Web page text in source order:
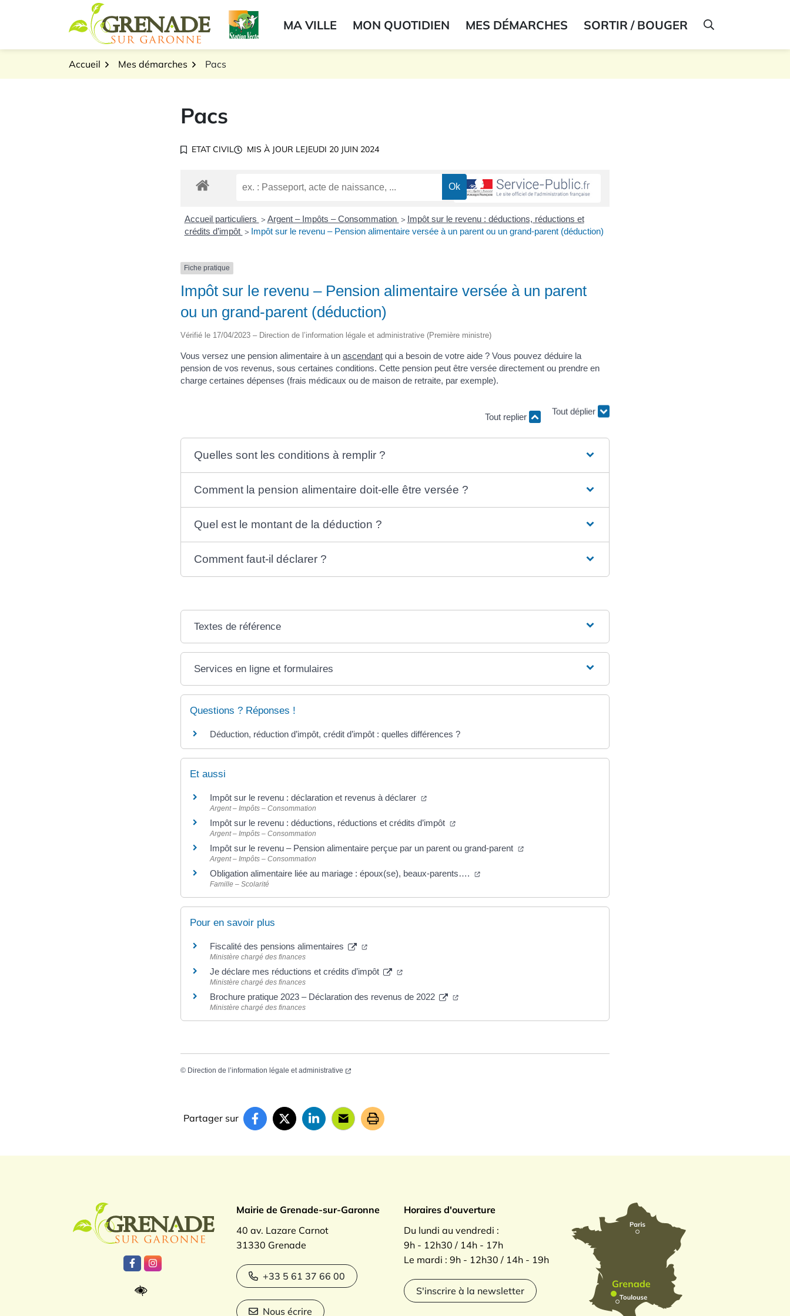
Logo Grenade sur GaronneMA VILLE MON QUOTIDIEN MES DÉMARCHES SORTIR / BOUGER AFFICHER LA
Accueil Mes démarches Pacs
Pacs
ETAT CIVIL MIS À JOUR LEJEUDI 20 JUIN 2024
Accueil particuliers > Argent – Impôts – Consommation > Impôt sur le revenu : déductions, réductions et
crédits d’impôt > Impôt sur le revenu – Pension alimentaire versée à un parent ou un grand-parent (déduction)
Fiche pratique
Impôt sur le revenu – Pension alimentaire versée à un parent
ou un grand-parent (déduction)
Vérifié le 17/04/2023 – Direction de l’information légale et administrative (Première ministre)
Vous versez une pension alimentaire à un ascendant qui a besoin de votre aide ? Vous pouvez déduire la
pension de vos revenus, sous certaines conditions. Cette pension peut être versée directement ou prendre en
charge certaines dépenses (frais médicaux ou de maison de retraite, par exemple).
Tout replier Tout déplier
Quelles sont les conditions à remplir ?
Comment la pension alimentaire doit-elle être versée ?
Quel est le montant de la déduction ?
Comment faut-il déclarer ?
Textes de référence
Services en ligne et formulaires
Questions ? Réponses !
Déduction, réduction d’impôt, crédit d’impôt : quelles différences ?
Et aussi
Impôt sur le revenu : déclaration et revenus à déclarer
Argent – Impôts – Consommation
Impôt sur le revenu : déductions, réductions et crédits d’impôt
Argent – Impôts – Consommation
Impôt sur le revenu – Pension alimentaire perçue par un parent ou grand-parent
Argent – Impôts – Consommation
Obligation alimentaire liée au mariage : époux(se), beaux-parents….
Famille – Scolarité
Pour en savoir plus
Fiscalité des pensions alimentaires
Ministère chargé des finances
Je déclare mes réductions et crédits d’impôt
Ministère chargé des finances
Brochure pratique 2023 – Déclaration des revenus de 2022
Ministère chargé des finances
© Direction de l’information légale et administrative
Partager sur
Logo Grenade sur Garonne
Lien vers le compte Facebook
Lien vers le compte Instagram
Mairie de Grenade-sur-Garonne
40 av. Lazare Carnot
31330 Grenade
+33 5 61 37 66 00
Nous écrire
Horaires d'ouverture
Du lundi au vendredi :
9h - 12h30 / 14h - 17h
Le mardi : 9h - 12h30 / 14h - 19h
S'inscrire à la newsletter